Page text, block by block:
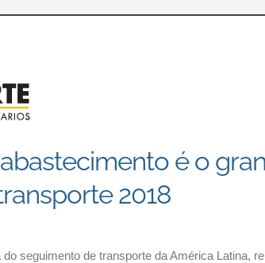
é o
2018
seguimento de transporte da América Latina,